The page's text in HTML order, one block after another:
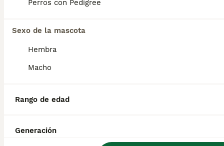
Perros con Pedigree
Sexo de la mascota
Hembra
Macho
Rango de edad
Generación
Informarse bien y comparar opciones antes
decisión.
¿Qué tamaño alcanza un bull
terrier miniatura?